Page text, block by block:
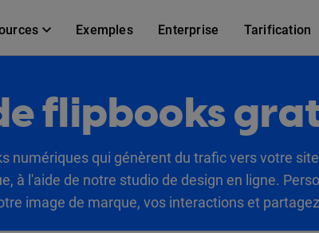
Exemples Enterprise Tarification
flipbooks
numériques qui génèrent du trafic vers votre
à l'aide de notre studio de design en ligne.
image de marque, vos interactions et